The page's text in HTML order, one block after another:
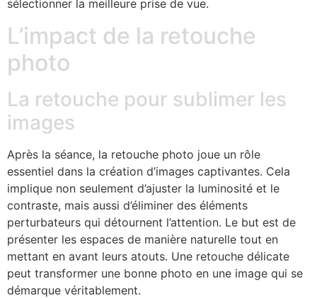
sélectionner la meilleure prise de vue.
L’impact de la retouche
photo
La retouche pour sublimer les
images
Après la séance, la retouche photo joue un rôle
essentiel dans la création d’images captivantes. Cela
implique non seulement d’ajuster la luminosité et le
contraste, mais aussi d’éliminer des éléments
perturbateurs qui détournent l’attention. Le but est de
présenter les espaces de manière naturelle tout en
mettant en avant leurs atouts. Une retouche délicate
peut transformer une bonne photo en une image qui se
démarque véritablement.